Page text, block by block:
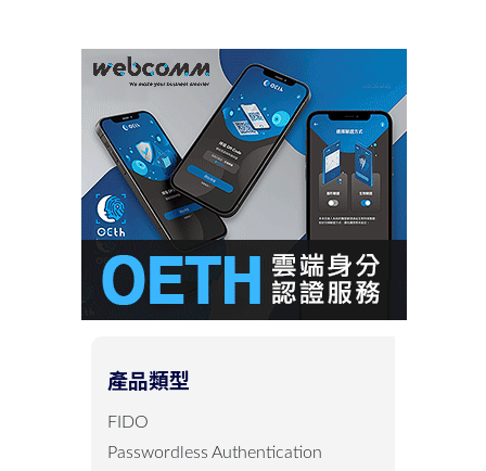
產品類型
FIDO
Passwordless Authentication